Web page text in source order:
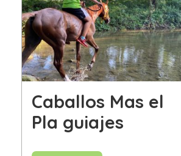
Caballos Mas el
Pla guiajes